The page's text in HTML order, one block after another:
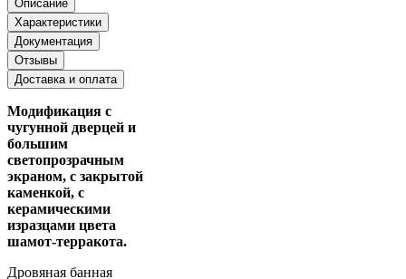
Описание
Характеристики
Документация
Отзывы
Доставка и оплата
Модификация с
чугунной дверцей и
большим
светопрозрачным
экраном, с закрытой
каменкой, с
керамическими
изразцами цвета
шамот-терракота.
Дровяная банная